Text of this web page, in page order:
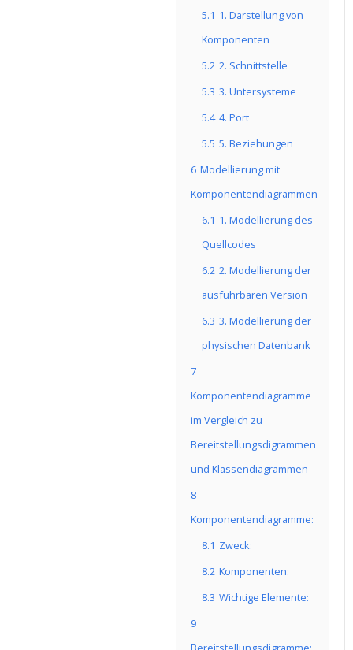
5.1 1. Darstellung von
Komponenten
5.2 2. Schnittstelle
5.3 3. Untersysteme
5.4 4. Port
5.5 5. Beziehungen
6 Modellierung mit
Komponentendiagrammen
6.1 1. Modellierung des
Quellcodes
6.2 2. Modellierung der
ausführbaren Version
6.3 3. Modellierung der
physischen Datenbank
7
Komponentendiagramme
im Vergleich zu
Bereitstellungsdigrammen
und Klassendiagrammen
8
Komponentendiagramme:
8.1 Zweck:
8.2 Komponenten:
8.3 Wichtige Elemente:
9